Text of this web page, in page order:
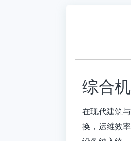
综合
在现代建筑
换，运维效